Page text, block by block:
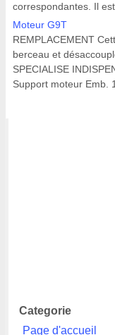
correspondantes. Il est
Moteur G9T
REMPLACEMENT
berceau et
SPECIALISE
Support moteur Emb.
Categorie
Page d'accueil